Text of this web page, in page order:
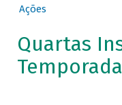
Ações
Quartas